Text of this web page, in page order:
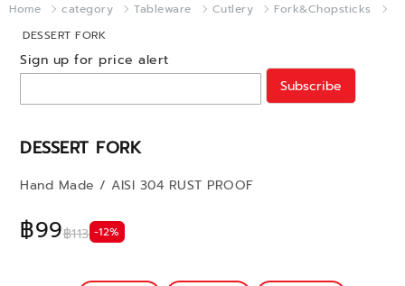
Home category Tableware Cutlery
Fork&Chopsticks
DESSERT FORK
DESSERT FORK
฿99฿113 -12%
Hand Made / AISI 304 RUST PROOF
Sign up for price alert
Subscribe